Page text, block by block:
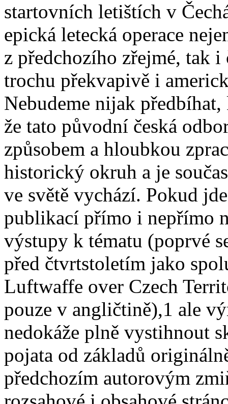
startovních letištích v
epická letecká operace
z předchozího zřejmé, tak i
trochu překvapivě i
Nebudeme nijak předbíhat,
že tato původní česká
způsobem a hloubkou
historický okruh a je
ve světě vychází. Pokud
publikací přímo i nepřímo
výstupy k tématu (poprvé
před čtvrtstoletím jako
Luftwaffe over Czech
pouze v angličtině),1 ale
nedokáže plně vystihnout
pojata od základů
předchozím autorovým